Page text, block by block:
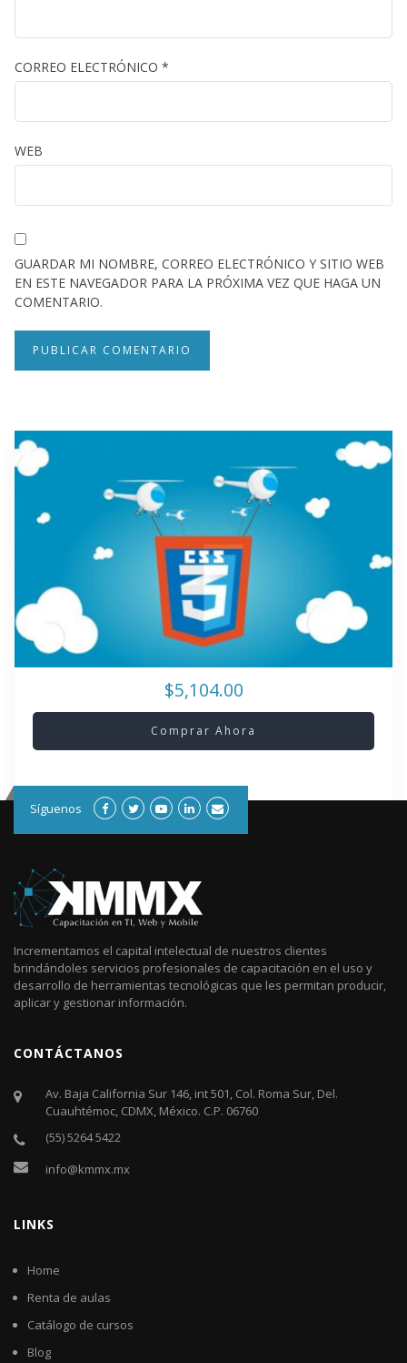
CORREO ELECTRÓNICO *
WEB
GUARDAR MI NOMBRE, CORREO ELECTRÓNICO Y SITIO WEB
EN ESTE NAVEGADOR PARA LA PRÓXIMA VEZ QUE HAGA UN
COMENTARIO.
$5,104.00
Comprar Ahora
Síguenos
Incrementamos el capital intelectual de nuestros clientes
brindándoles servicios profesionales de capacitación en el uso y
desarrollo de herramientas tecnológicas que les permitan producir,
aplicar y gestionar información.
CONTÁCTANOS
Av. Baja California Sur 146, int 501, Col. Roma Sur, Del.
Cuauhtémoc, CDMX, México. C.P. 06760​
(55) 5264 5422
info@kmmx.mx
LINKS
Home
Renta de aulas
Catálogo de cursos
Blog